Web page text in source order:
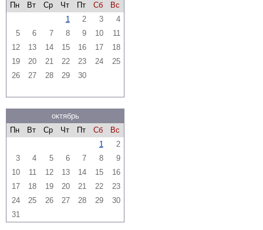
Пн
Вт Ср Чт Пт Сб
Вс
1
2 3
4
5
6 7 8 9 10
11
12
13 14 15 16 17
18
19
20 21 22 23 24
25
26
27 28 29 30
октябрь
Пн
Вт Ср Чт Пт Сб
Вс
1
2
3
4 5 6 7 8
9
10
11 12 13 14 15
16
17
18 19 20 21 22
23
24
25 26 27 28 29
30
31